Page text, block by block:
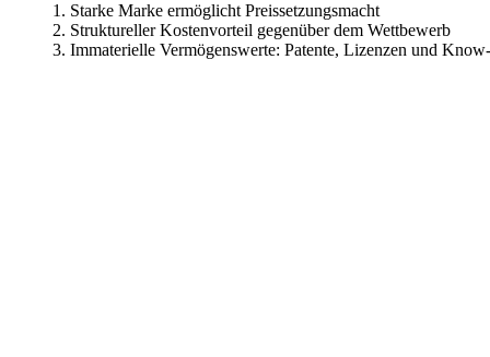
Starke Marke ermöglicht Preissetzungsmacht
Struktureller Kostenvorteil gegenüber dem Wettbewerb
Immaterielle Vermögenswerte: Patente, Lizenzen und